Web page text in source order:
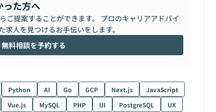
った方へ
ご提案することができます。 プロのキャリアアドバイ
人を見つけるお手伝いをします。
無料相談を予約する
Python AI Go GCP Next.js
JavaScript
Vue.js MySQL PHP UI PostgreSQL UX